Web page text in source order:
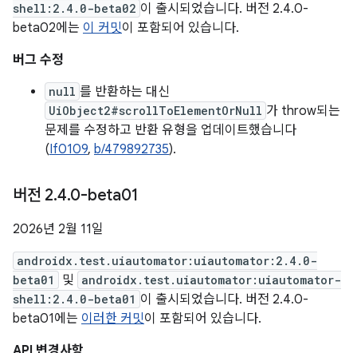
shell:2.4.0-beta02 이 출시되었습니다. 버전 2.4.0-
beta02에는 이 커밋이 포함되어 있습니다.
버그 수정
null 를 반환하는 대신
UiObject2#scrollToElementOrNull 가 throw되는
문제를 수정하고 반환 유형을 업데이트했습니다
(If0109, b/479892735).
버전 2.4.0-beta01
2026년 2월 11일
androidx.test.uiautomator:uiautomator:2.4.0-
beta01
및 androidx.test.uiautomator:uiautomator-
shell:2.4.0-beta01 이 출시되었습니다. 버전 2.4.0-
beta01에는 이러한 커밋이 포함되어 있습니다.